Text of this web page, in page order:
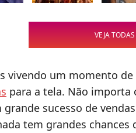
VEJA
vivendo um momento de
para a tela. Não importa
grande sucesso de
tem grandes chances